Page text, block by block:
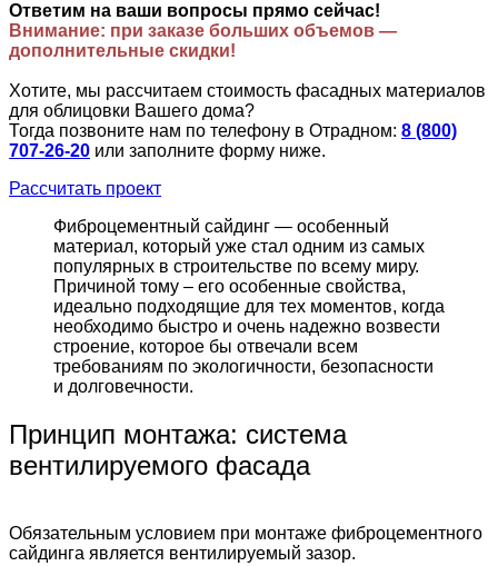
Ответим на ваши вопросы прямо сейчас!
Внимание: при заказе больших объемов —
дополнительные скидки!
Хотите, мы рассчитаем стоимость фасадных материалов
для облицовки Вашего дома?
Тогда позвоните нам по телефону в Отрадном: 8 (800)
707-26-20 или заполните форму ниже.
Рассчитать проект
Фиброцементный сайдинг — особенный
материал, который уже стал одним из самых
популярных в строительстве по всему миру.
Причиной тому – его особенные свойства,
идеально подходящие для тех моментов, когда
необходимо быстро и очень надежно возвести
строение, которое бы отвечали всем
требованиям по экологичности, безопасности
и долговечности.
Принцип монтажа: система
вентилируемого фасада
Обязательным условием при монтаже фиброцементного
сайдинга является вентилируемый зазор.